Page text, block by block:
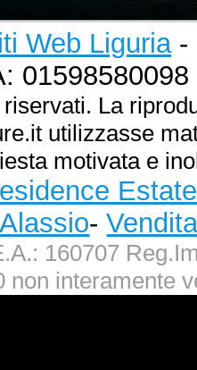
Web Liguria-
La
utilizzasse
motivata e
Alassio-
160707
non interamente